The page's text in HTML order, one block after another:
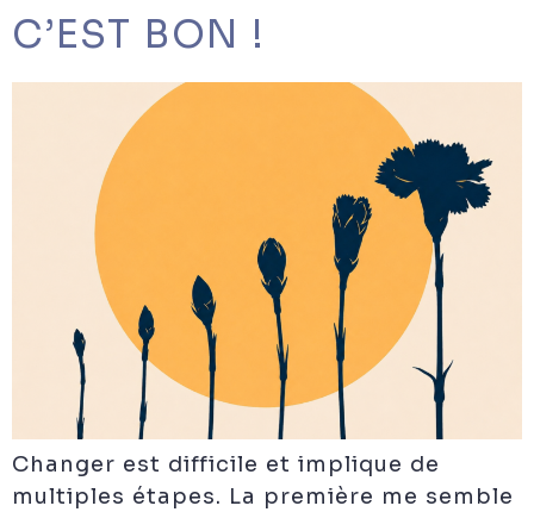
C’EST BON !
Changer est difficile et implique de
multiples étapes. La première me semble